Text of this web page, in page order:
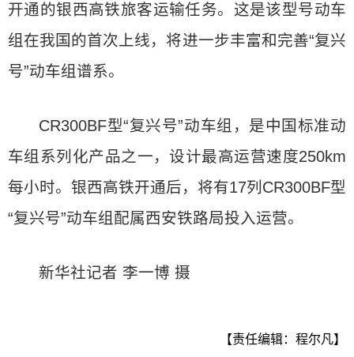
开通的银西高铁旅客运输任务。这是该型号动车
组在我国的首次上线，将进一步丰富和完善“复兴
号”动车组谱系。
CR300BF型“复兴号”动车组，是中国标准动
车组系列化产品之一，设计最高运营速度250km
每小时。银西高铁开通后，将有17列CR300BF型
“复兴号”动车组配属西安铁路局投入运营。
新华社记者 李一博 摄
【责任编辑：程尔凡】